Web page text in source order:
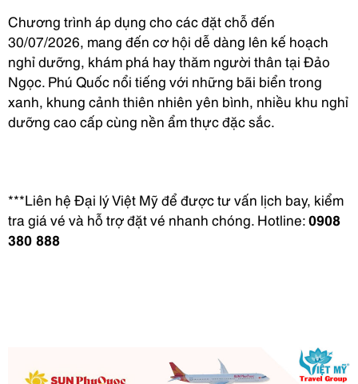
Chương trình áp dụng cho các đặt chỗ đến
30/07/2026, mang đến cơ hội dễ dàng lên kế hoạch
nghỉ dưỡng, khám phá hay thăm người thân tại Đảo
Ngọc. Phú Quốc nổi tiếng với những bãi biển trong
xanh, khung cảnh thiên nhiên yên bình, nhiều khu nghỉ
dưỡng cao cấp cùng nền ẩm thực đặc sắc.
***Liên hệ Đại lý Việt Mỹ để được tư vấn lịch bay, kiểm
tra giá vé và hỗ trợ đặt vé nhanh chóng. Hotline:0908
380 888